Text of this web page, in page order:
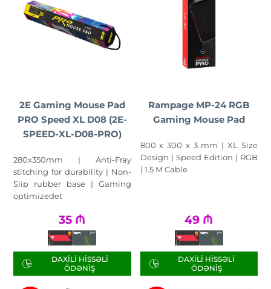
2E Gaming Mouse Pad
PRO Speed XL D08 (2E-
SPEED-XL-D08-PRO)
280x350mm | Anti-Fray
stitching for durability | Non-
Slip rubber base | Gaming
optimizedet
35 ₼
DAXILI HISSƏLI
ÖDƏNIŞ
Rampage MP-24 RGB
Gaming Mouse Pad
800 x 300 x 3 mm | XL Size
Design | Speed Edition | RGB
| 1.5 M Cable
49 ₼
DAXILI HISSƏLI
ÖDƏNIŞ